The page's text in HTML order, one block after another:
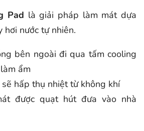
Pad là giải pháp làm mát dựa
nước tự nhiên.
bên ngoài đi qua tấm cooling
ẩm
hấp thụ nhiệt từ không khí
được quạt hút đưa vào nhà